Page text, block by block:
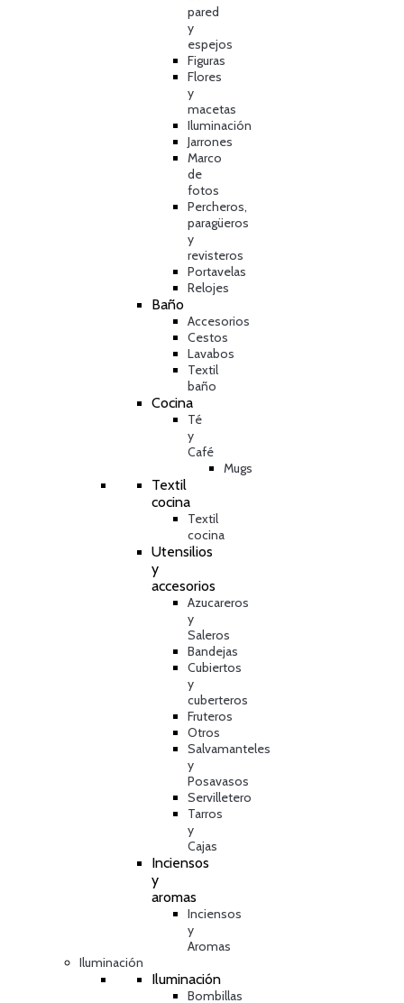
pared
y
espejos
Figuras
Flores
y
macetas
Iluminación
Jarrones
Marco
de
fotos
Percheros,
paragüeros
y
revisteros
Portavelas
Relojes
Baño
Accesorios
Cestos
Lavabos
Textil
baño
Cocina
Té
y
Café
Mugs
Textil
cocina
Textil
cocina
Utensilios
y
accesorios
Azucareros
y
Saleros
Bandejas
Cubiertos
y
cuberteros
Fruteros
Otros
Salvamanteles
y
Posavasos
Servilletero
Tarros
y
Cajas
Inciensos
y
aromas
Inciensos
y
Aromas
Iluminación
Iluminación
Bombillas